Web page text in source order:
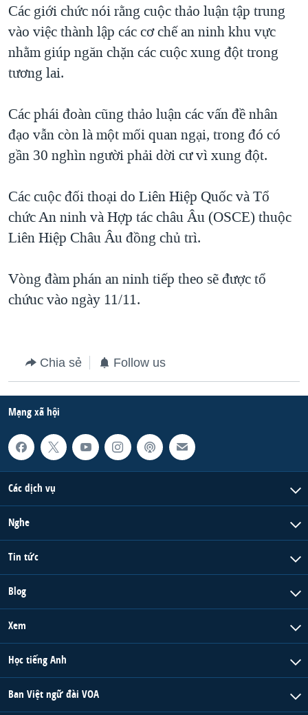
THƯỢNG ĐỈNH TRUMP-KIM TẠI VIỆT NAM
TRỊNH VĨNH BÌNH VS. CHÍNH PHỦ VIỆT NAM
NGƯ DÂN VIỆT VÀ LÀN SÓNG TRỘM HẢI SÂM
QUAN HỆ VIỆT MỸ
Các giới chức nói rằng cuộc thảo luận tập trung
vào việc thành lập các cơ chế an ninh khu vực
nhằm giúp ngăn chặn các cuộc xung đột trong
tương lai.
Các phái đoàn cũng thảo luận các vấn đề nhân
đạo vẫn còn là một mối quan ngại, trong đó có
gần 30 nghìn người phải dời cư vì xung đột.
Các cuộc đối thoại do Liên Hiệp Quốc và Tổ
chức An ninh và Hợp tác châu Âu (OSCE) thuộc
Liên Hiệp Châu Âu đồng chủ trì.
Vòng đàm phán an ninh tiếp theo sẽ được tổ
chứuc vào ngày 11/11.
Chia sẻ Follow us
Mạng xã hội
Các dịch vụ
Nghe
Tin tức
Blog
Xem
Học tiếng Anh
Ban Việt ngữ đài VOA